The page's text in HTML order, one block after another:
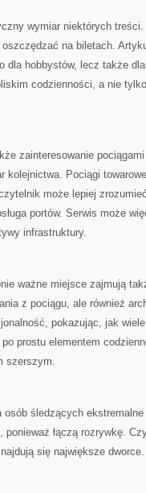
wymiar niektórych
na biletach.
dla hobbystów, lecz także
codzienności, a nie
zainteresowanie
Pociągi
może lepiej
portów. Serwis może
infrastruktury.
ważne miejsce zajmują
z pociągu, ale również
pokazując, jak
prostu elementem
szerszym.
śledzących
ponieważ łączą rozrywkę.
się największe